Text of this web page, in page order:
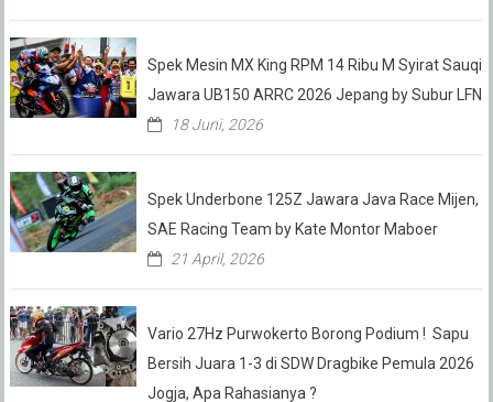
Spek Mesin MX King RPM 14 Ribu M Syirat Sauqi
Jawara UB150 ARRC 2026 Jepang by Subur LFN
18 Juni, 2026
Spek Underbone 125Z Jawara Java Race Mijen,
SAE Racing Team by Kate Montor Maboer
21 April, 2026
Vario 27Hz Purwokerto Borong Podium ! Sapu
Bersih Juara 1-3 di SDW Dragbike Pemula 2026
Jogja, Apa Rahasianya ?